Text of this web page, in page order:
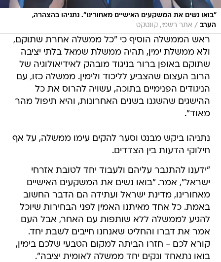
"בואו נשים את המשקעים האישיים מאחורינו". נתניהו בהצהרה,
הערב / אתר רשמי, קונטקט
ראש הממשלה הוסיף כי "כל ממשלה אחרת שתוקם,
ולא ממשלת ימין, תהיה ממשלת שמאל בלתי יציבה
שתוקם באופן ברור בניגוד מובהק לאידיאולוגיה של
הרוב העצום שהצביע לליכוד ולימין. ממשלה כזו, עם
הניגודים הפנימיים בתוכה, עשויה להרוס את כל
ההישגים שהשגנו בשנים האחרונות, והיא תיפול מהר
מאוד".
נתניהו ביקש מבנט וסער להקים עימו ממשלה, על אף
חילוקי הדעות בין הצדדים.
"ידענו להתגבר עליהם ולעבוד יחד לטובת אזרחי
ישראל", אמר. "בואו נשים את המשקעים האישיים
מאחורינו, מדינת ישראל ועתידה הם הדבר החשוב
באמת. כל אחד מאיתנו האמין לפני הבחירות שיוכל
להגיע לממשלה ללא שותפות עם האחר, אבל העם
אמר את דברו והחליט שאנחנו חייבים לשבת יחד.
קורא לכם - חזרו הביתה למקום הטבעי שלכם בימין,
בואו נתאחד ונקים יחד ממשלה לאומית יציבה".